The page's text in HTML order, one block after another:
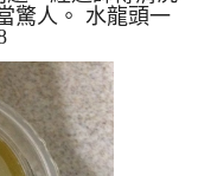
驚人。 水龍頭一
深，逐漸變成深
來水出問題，而
管。 因有一次我
的水可生飲，那
30年，首次水管
，慢慢的水的顏